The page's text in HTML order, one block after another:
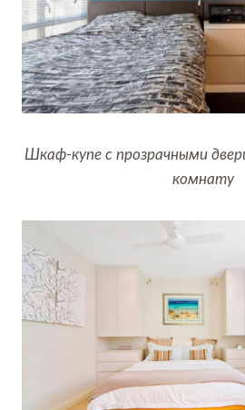
Шкаф-купе с прозрачными
комнату